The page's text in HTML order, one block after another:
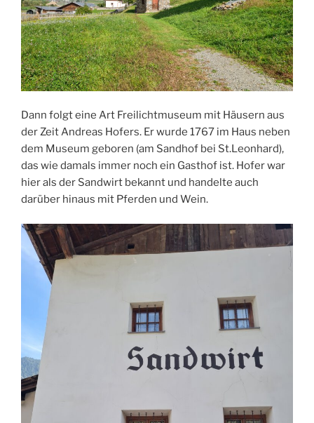
Dann folgt eine Art Freilichtmuseum mit Häusern aus
der Zeit Andreas Hofers. Er wurde 1767 im Haus neben
dem Museum geboren (am Sandhof bei St.Leonhard),
das wie damals immer noch ein Gasthof ist. Hofer war
hier als der Sandwirt bekannt und handelte auch
darüber hinaus mit Pferden und Wein.